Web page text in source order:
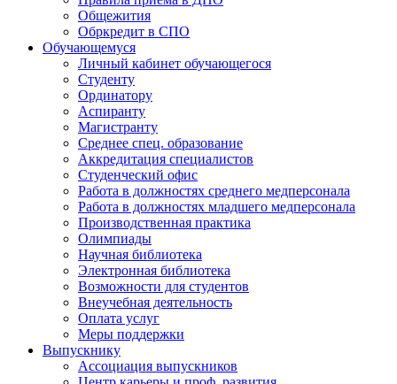
Общежития
Обркредит в СПО
Обучающемуся
Личный кабинет обучающегося
Студенту
Ординатору
Аспиранту
Магистранту
Среднее спец. образование
Аккредитация специалистов
Студенческий офис
Работа в должностях среднего медперсонала
Работа в должностях младшего медперсонала
Производственная практика
Олимпиады
Научная библиотека
Электронная библиотека
Возможности для студентов
Внеучебная деятельность
Оплата услуг
Меры поддержки
Выпускнику
Ассоциация выпускников